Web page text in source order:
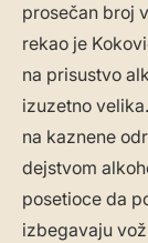
prosečan broj
rekao je
na prisustvo
izuzetno
na kaznene
dejstvom
posetioce da
izbegavaju